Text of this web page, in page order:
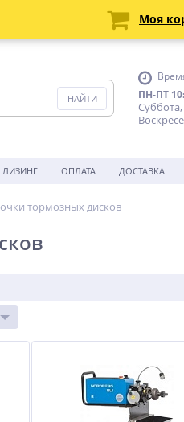
ПН-ПТ
Суббота,
ЛИЗИНГ ОПЛАТА ДОСТАВКА
тормозных дисков
Моя